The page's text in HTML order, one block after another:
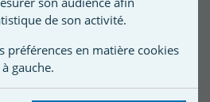
de son activité.
préférences en matière cookies
gauche.